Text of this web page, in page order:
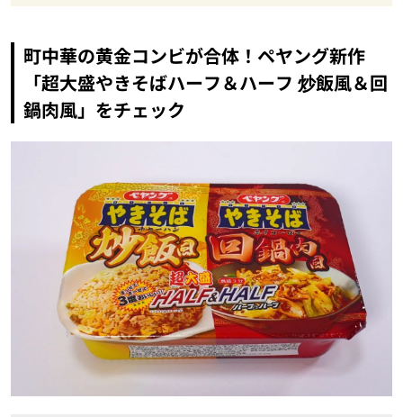
町中華の黄金コンビが合体！ペヤング新作
「超大盛やきそばハーフ＆ハーフ 炒飯風＆回
鍋肉風」をチェック